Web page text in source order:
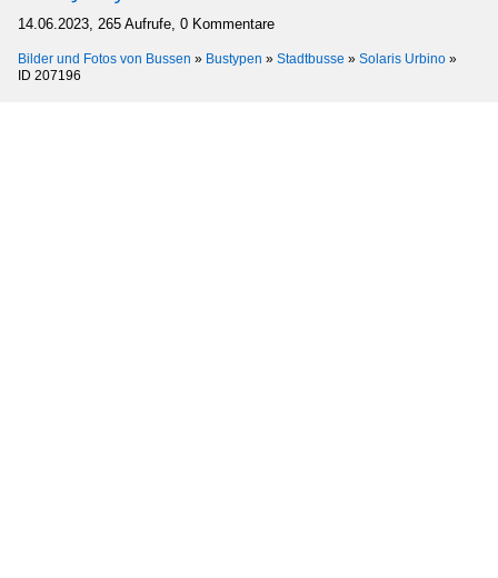
14.06.2023, 265 Aufrufe, 0 Kommentare
Bilder und Fotos von Bussen » Bustypen » Stadtbusse » Solaris Urbino »
ID 207196